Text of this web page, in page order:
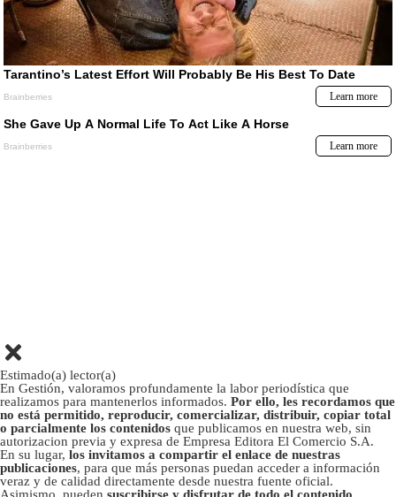
Estimado(a) lector(a)
En Gestión, valoramos profundamente la labor periodística que
realizamos para mantenerlos informados. Por ello, les recordamos que
no está permitido, reproducir, comercializar, distribuir, copiar total
o parcialmente los contenidos que publicamos en nuestra web, sin
autorizacion previa y expresa de Empresa Editora El Comercio S.A.
En su lugar, los invitamos a compartir el enlace de nuestras
publicaciones, para que más personas puedan acceder a información
veraz y de calidad directamente desde nuestra fuente oficial.
Asimismo, pueden suscribirse y disfrutar de todo el contenido